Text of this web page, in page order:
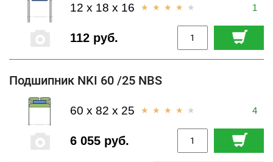
1
112 руб.
12 x 18 x 16
Подшипник NKI 60 /25 NBS
4
6 055 руб.
60 x 82 x 25